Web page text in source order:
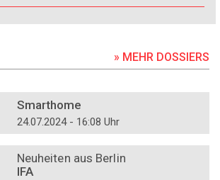
» MEHR DOSSIERS
Smarthome
24.07.2024 - 16:08 Uhr
Neuheiten aus Berlin
IFA